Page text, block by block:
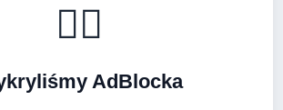
🚴‍♂️
AdBlocka